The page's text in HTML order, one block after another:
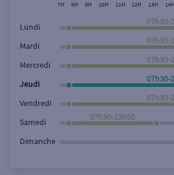
Rechercher
7H 8H 9H 10H 11H 12H 13H 14H
Lundi
07h30-
Mardi
07h30-
Mercredi
07h30-
Jeudi
07h30-
Vendredi
07h30-
Samedi
07h30-13h00
Dimanche